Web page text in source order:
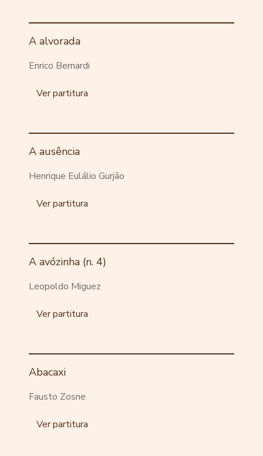
A alvorada
Enrico Bernardi
Ver partitura
A ausência
Henrique Eulálio Gurjão
Ver partitura
A avózinha (n. 4)
Leopoldo Miguez
Ver partitura
Abacaxi
Fausto Zosne
Ver partitura